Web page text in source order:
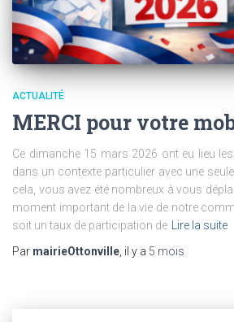
ACTUALITÉ
MERCI pour votre
Ce dimanche 15 mars 2026 ont eu lieu
dans un contexte particulier avec une
cela, vous avez été nombreux à vous
moment important de la vie de notre
soit un taux de participation de Lire la suite
Par mairieOttonville, il y a 5 mois